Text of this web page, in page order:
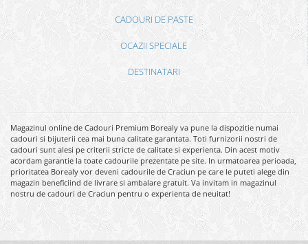
CADOURI DE PASTE
OCAZII SPECIALE
DESTINATARI
Magazinul online de Cadouri Premium Borealy va pune la dispozitie numai
cadouri si bijuterii cea mai buna calitate garantata. Toti furnizorii nostri de
cadouri sunt alesi pe criterii stricte de calitate si experienta. Din acest motiv
acordam garantie la toate cadourile prezentate pe site. In urmatoarea perioada,
prioritatea Borealy vor deveni cadourile de Craciun pe care le puteti alege din
magazin beneficiind de livrare si ambalare gratuit. Va invitam in magazinul
nostru de cadouri de Craciun pentru o experienta de neuitat!